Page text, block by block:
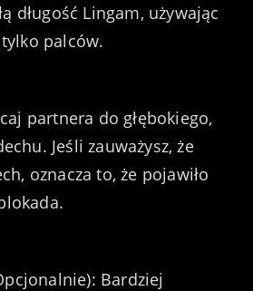
długość Lingam, używając
tylko palców.
partnera do głębokiego,
Jeśli zauważysz, że
oznacza to, że pojawiło
Bardziej